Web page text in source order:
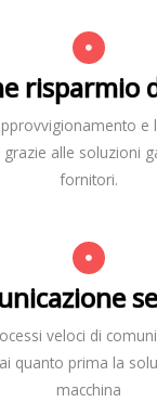
risparmio
e
grazie alle soluzioni
fornitori.
veloci di
quanto prima la
macchina